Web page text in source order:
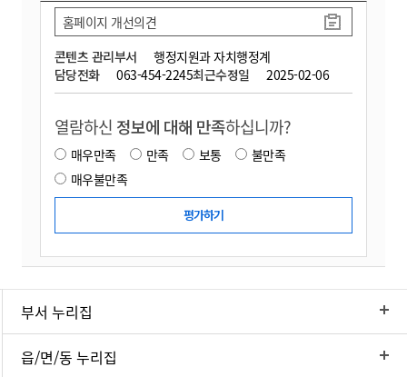
콘텐츠 관리부서
행정지원과 자치행정계
담당전화
063-454-2245최근수정일 2025-02-06
홈페이지 개선의견
열람하신 정보에 대해 만족하십니까?
매우만족 만족 보통
불만족
매우불만족
부서 누리집
읍/면/동 누리집